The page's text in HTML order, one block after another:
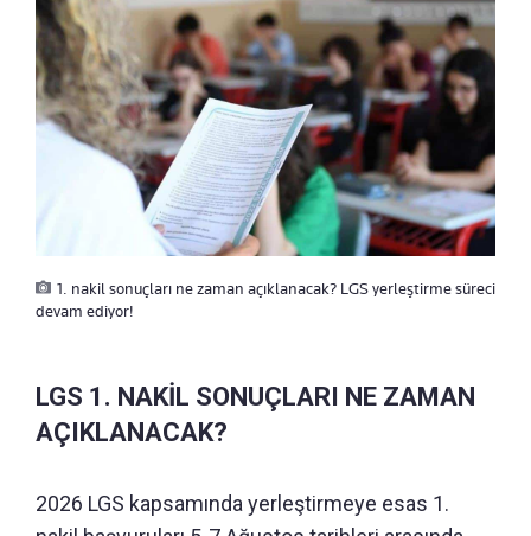
1. nakil sonuçları ne zaman açıklanacak? LGS yerleştirme süreci
devam ediyor!
LGS 1. NAKİL SONUÇLARI NE ZAMAN
AÇIKLANACAK?
2026 LGS kapsamında yerleştirmeye esas 1.